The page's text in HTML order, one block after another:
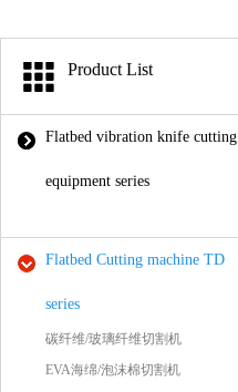
Product List
Flatbed vibration knife cutting
equipment series
Flatbed Cutting machine TD
series
碳纤维/玻璃纤维切割机
EVA海绵/泡沫棉切割机